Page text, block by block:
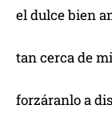
el dulce bien
tan cerca de
forzáranlo a